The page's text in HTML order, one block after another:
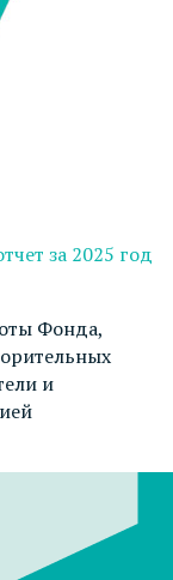
за 2025 год
Фонда,
и